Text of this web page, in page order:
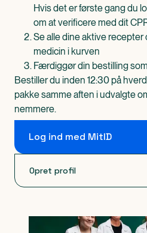
Hvis det er første gang du
om at verificere med dit
Se alle dine aktive
medicin i kurven
Færdiggør din bestilling
Bestiller du inden 12:30 på
pakke samme aften i udvalgte
nemmere.
Log ind med MitID
Opret profil